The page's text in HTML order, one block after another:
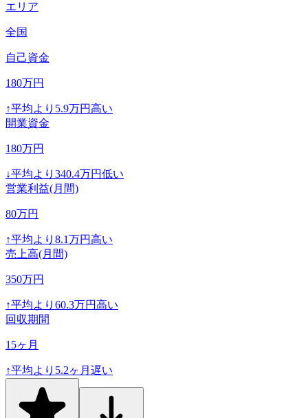
エリア
全国
自己資金
180万円
↑平均より 5.9万円高い
開業資金
180万円
↓平均より 340.4万円低い
営業利益(月間)
80万円
↑平均より 8.1万円高い
売上高(月間)
350万円
↑平均より 60.3万円高い
回収期間
15ヶ月
↑平均より 5.2ヶ月遅い